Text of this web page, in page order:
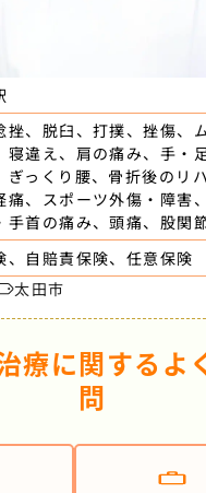
挫、脱臼、打撲、挫傷、
寝違え、肩の痛み、手・
ぎっくり腰、骨折後のリ
痛、スポーツ外傷・障害
手首の痛み、頭痛、股関
、自賠責保険、任意保険
太田市
療に関するよ
問